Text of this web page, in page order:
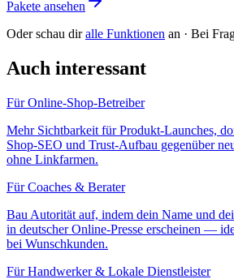
Pakete ansehen
Oder schau dir alle Funktionen an · Bei
Auch interessant
FürOnline-Shop-Betreiber
Mehr Sichtbarkeit für Produkt-Launches,
Shop-SEO und Trust-Aufbau gegenüber
ohne Linkfarmen.
FürCoaches & Berater
Bau Autorität auf, indem dein Name und
in deutscher Online-Presse erscheinen —
bei Wunschkunden.
FürHandwerker & Lokale Dienstleister